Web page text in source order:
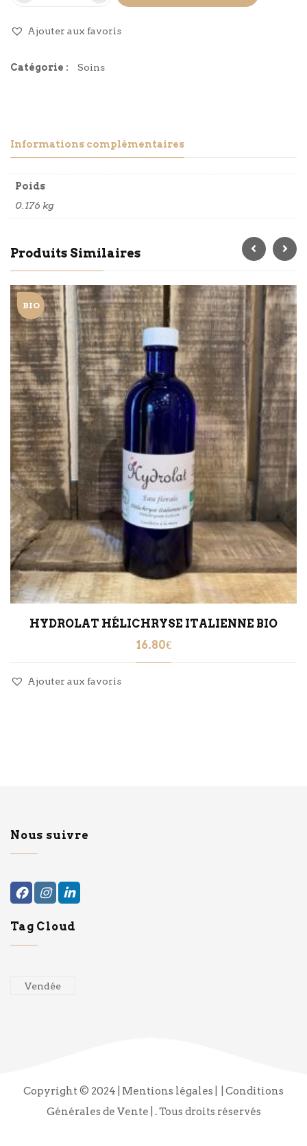
Ajouter aux favoris
Catégorie : Soins
Informations complémentaires
Poids
0.176 kg
Produits Similaires
BIO
HYDROLAT HÉLICHRYSE ITALIENNE BIO
16.80€
Ajouter aux favoris
Nous suivre
Tag Cloud
Vendée
Copyright © 2024 | Mentions légales |
| Conditions
Générales de Vente | . Tous droits réservés